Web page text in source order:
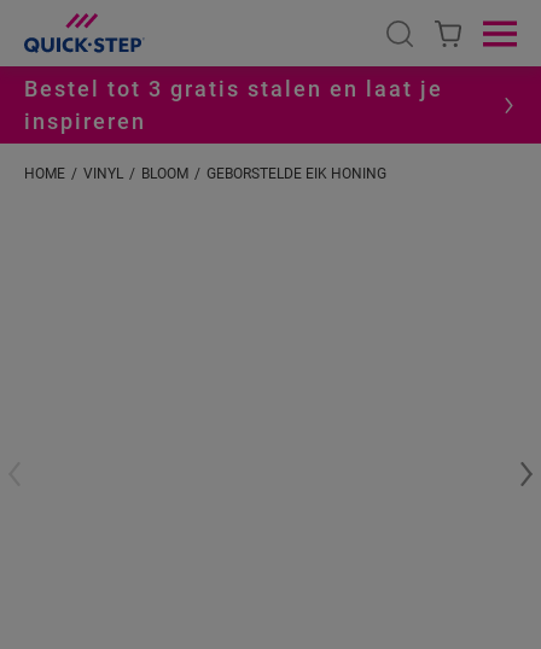
Open search
Bestel tot 3 gratis stalen en laat je
inspireren
HOME VINYL BLOOM GEBORSTELDE EIK HONING